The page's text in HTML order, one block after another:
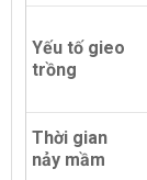
Yếu tố gieo
trồng
Thời gian
nảy mầm